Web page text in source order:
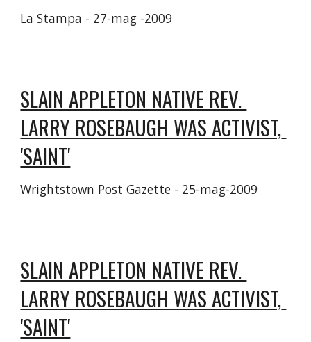
La Stampa - ‎27-mag -2009‎
SLAIN APPLETON NATIVE REV.
LARRY ROSEBAUGH WAS ACTIVIST,
'SAINT'
Wrightstown Post Gazette - ‎25-mag-2009‎
SLAIN APPLETON NATIVE REV.
LARRY ROSEBAUGH WAS ACTIVIST,
'SAINT'